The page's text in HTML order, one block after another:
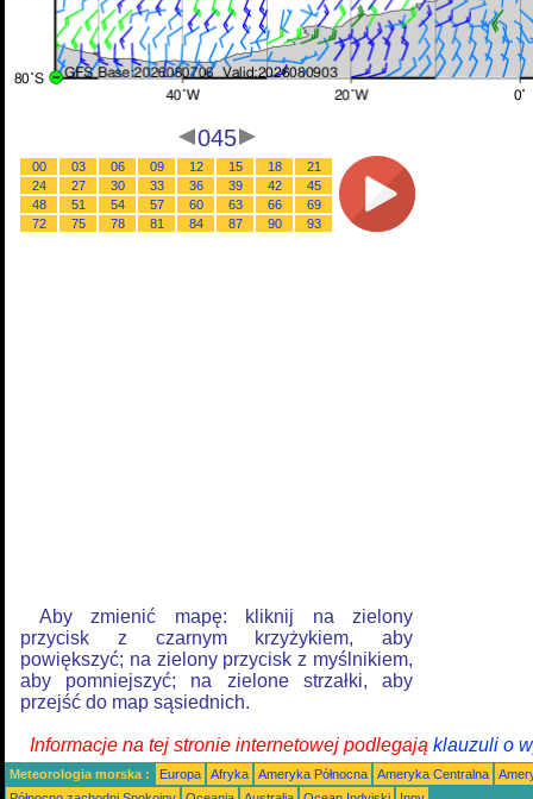
045
00 03 06 09 12 15 18
21
24
27 30 33 36 39 42
45
48
51 54 57 60 63 66
69
72
75 78 81 84 87 90 93
Aby zmienić mapę: kliknij na zielony
przycisk z czarnym krzyżykiem, aby
powiększyć; na zielony przycisk z myślnikiem,
aby pomniejszyć; na zielone strzałki, aby
przejść do map sąsiednich.
Informacje na tej stronie internetowej podlegają klauzuli o
Meteorologia morska : Europa Afryka Ameryka Północna Ameryka Centralna